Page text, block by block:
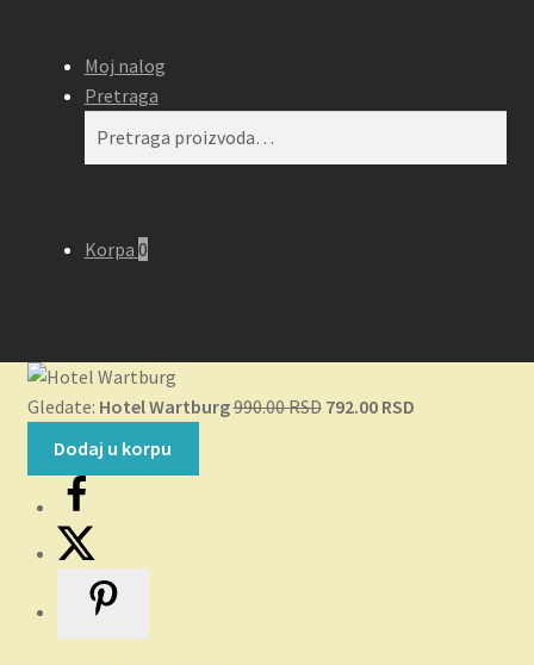
Moj nalog
Pretraga
Korpa 0
Gledate: Hotel Wartburg990.00RSD Originalna
792.00 RSDTrenutna
Dodaj u korpu